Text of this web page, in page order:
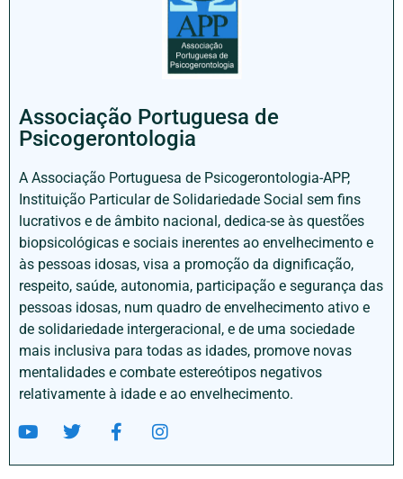
Associação Portuguesa de
Psicogerontologia
A Associação Portuguesa de Psicogerontologia-APP,
Instituição Particular de Solidariedade Social sem fins
lucrativos e de âmbito nacional, dedica-se às questões
biopsicológicas e sociais inerentes ao envelhecimento e
às pessoas idosas, visa a promoção da dignificação,
respeito, saúde, autonomia, participação e segurança das
pessoas idosas, num quadro de envelhecimento ativo e
de solidariedade intergeracional, e de uma sociedade
mais inclusiva para todas as idades, promove novas
mentalidades e combate estereótipos negativos
relativamente à idade e ao envelhecimento.